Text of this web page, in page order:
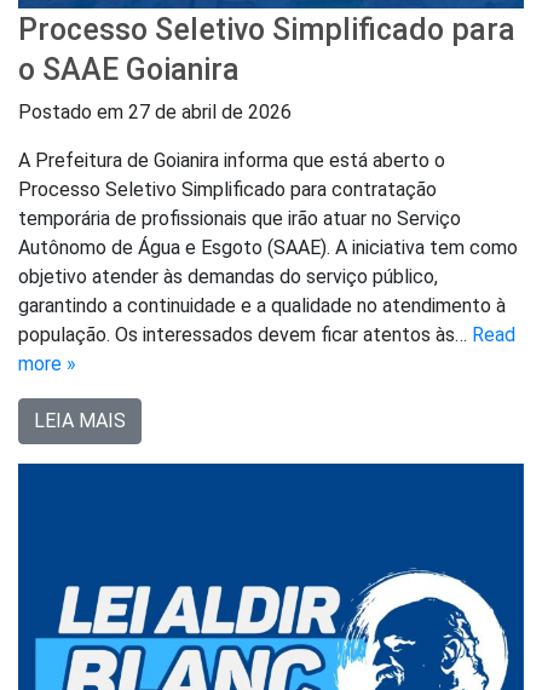
Processo Seletivo Simplificado para
o SAAE Goianira
Postado em 27 de abril de 2026
A Prefeitura de Goianira informa que está aberto o
Processo Seletivo Simplificado para contratação
temporária de profissionais que irão atuar no Serviço
Autônomo de Água e Esgoto (SAAE). A iniciativa tem como
objetivo atender às demandas do serviço público,
garantindo a continuidade e a qualidade no atendimento à
população. Os interessados devem ficar atentos às… Read
more »
LEIA MAIS